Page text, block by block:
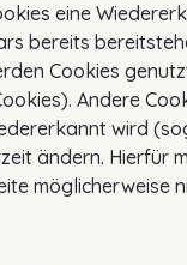
eine
bereits
Cookies
Andere
wird
ändern. Hierfür
möglicherweise